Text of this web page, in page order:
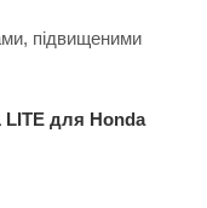
підвищеними
LITE для Honda